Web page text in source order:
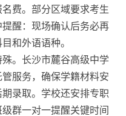
费。部分区域要求考生
醒：现场确认后务必再
和外语语种。
。长沙市麓谷高级中学
服务，确保学籍材料安
录取。学校还安排专职
群一对一提醒关键时间